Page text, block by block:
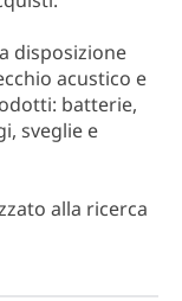
disposizione
acustico e
batterie,
sveglie e
alla ricerca